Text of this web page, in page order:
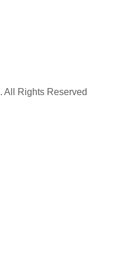
All Rights Reserved